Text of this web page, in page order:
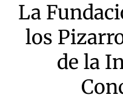
La
los
de la